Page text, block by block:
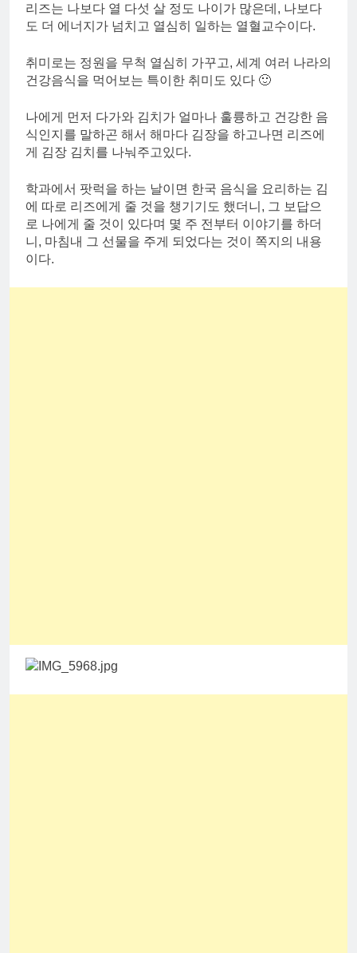
리즈는 나보다 열 다섯 살 정도 나이가 많은데, 나보다
도 더 에너지가 넘치고 열심히 일하는 열혈교수이다.
취미로는 정원을 무척 열심히 가꾸고, 세계 여러 나라의
건강음식을 먹어보는 특이한 취미도 있다 🙂
나에게 먼저 다가와 김치가 얼마나 훌륭하고 건강한 음
식인지를 말하곤 해서 해마다 김장을 하고나면 리즈에
게 김장 김치를 나눠주고있다.
학과에서 팟럭을 하는 날이면 한국 음식을 요리하는 김
에 따로 리즈에게 줄 것을 챙기기도 했더니, 그 보답으
로 나에게 줄 것이 있다며 몇 주 전부터 이야기를 하더
니, 마침내 그 선물을 주게 되었다는 것이 쪽지의 내용
이다.